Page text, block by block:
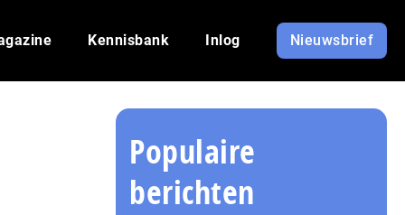
Kennisbank Inlog Nieuwsbrief
Populaire
berichten